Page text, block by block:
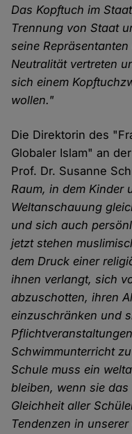
Das Kopftuch im
Trennung von Staat
seine
Neutralität vertreten
sich einem
wollen."
Die Direktorin des
Globaler Islam" an
Prof. Dr. Susanne
Raum, in dem Kinder
Weltanschauung
und sich auch
jetzt stehen
dem Druck einer
ihnen verlangt, sich
abzuschotten, ihren
einzuschränken und
Schwimmunterricht
Schule muss ein
bleiben, wenn sie
Gleichheit aller
Tendenzen in